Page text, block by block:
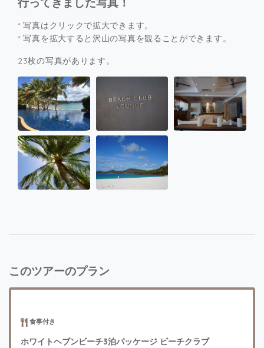
* 写真はクリックで拡大できます。
* 写真を拡大すると沢山の写真を観ることができます。
23枚の写真があります。
このツアーのプラン
食事付き
ホワイトヘブンビーチ3泊パッケージ ビーチクラブ